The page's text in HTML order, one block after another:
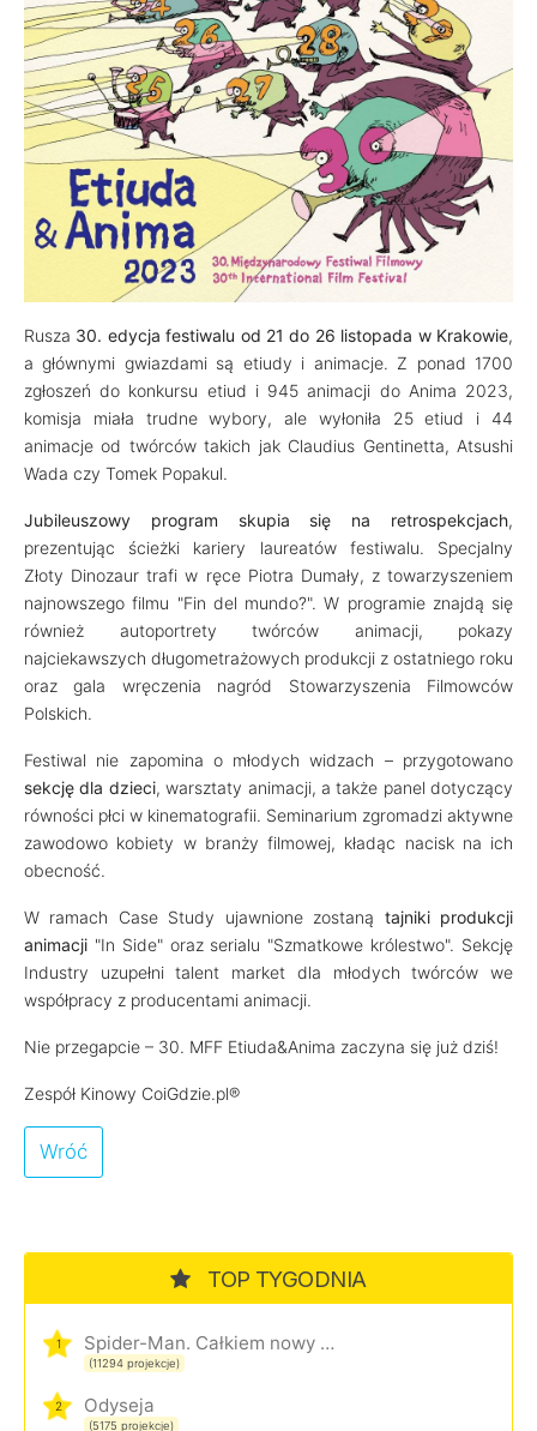
Rusza 30. edycja festiwalu od 21 do 26 listopada w Krakowie,
a głównymi gwiazdami są etiudy i animacje. Z ponad 1700
zgłoszeń do konkursu etiud i 945 animacji do Anima 2023,
komisja miała trudne wybory, ale wyłoniła 25 etiud i 44
animacje od twórców takich jak Claudius Gentinetta, Atsushi
Wada czy Tomek Popakul.
Jubileuszowy program skupia się na retrospekcjach,
prezentując ścieżki kariery laureatów festiwalu. Specjalny
Złoty Dinozaur trafi w ręce Piotra Dumały, z towarzyszeniem
najnowszego filmu "Fin del mundo?". W programie znajdą się
również autoportrety twórców animacji, pokazy
najciekawszych długometrażowych produkcji z ostatniego roku
oraz gala wręczenia nagród Stowarzyszenia Filmowców
Polskich.
Festiwal nie zapomina o młodych widzach – przygotowano
sekcję dla dzieci, warsztaty animacji, a także panel dotyczący
równości płci w kinematografii. Seminarium zgromadzi aktywne
zawodowo kobiety w branży filmowej, kładąc nacisk na ich
obecność.
W ramach Case Study ujawnione zostaną tajniki produkcji
animacji "In Side" oraz serialu "Szmatkowe królestwo". Sekcję
Industry uzupełni talent market dla młodych twórców we
współpracy z producentami animacji.
Nie przegapcie – 30. MFF Etiuda&Anima zaczyna się już dziś!
Zespół Kinowy CoiGdzie.pl®
Wróć
TOP TYGODNIA
1 Spider-Man. Całkiem nowy dzień
(11294 projekcje)
2 Odyseja
(5175 projekcje)